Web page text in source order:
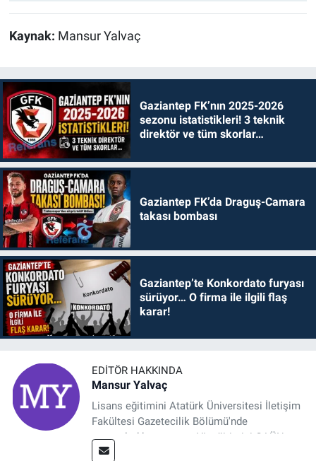
Kaynak: Mansur Yalvaç
Gaziantep FK’nın 2025-2026
sezonu istatistikleri! 3 teknik
direktör ve tüm skorlar…
Gaziantep FK’da Draguş-Camara
takası bombası
Gaziantep’te Konkordato furyası
sürüyor… O firma ile ilgili flaş
karar!
EDITÖR HAKKINDA
Mansur Yalvaç
Lisans eğitimini Atatürk Üniversitesi İletişim
Fakültesi Gazetecilik Bölümü'nde
tamamladıktan sonra, YL eğitimini GAÜN
Sosyal Bilimler Enstitüsü'nde İletişim ve T. D.